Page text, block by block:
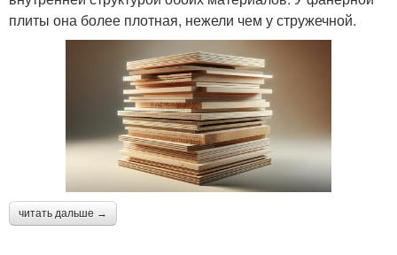
плиты она более плотная, нежели чем у стружечной.
читать дальше →